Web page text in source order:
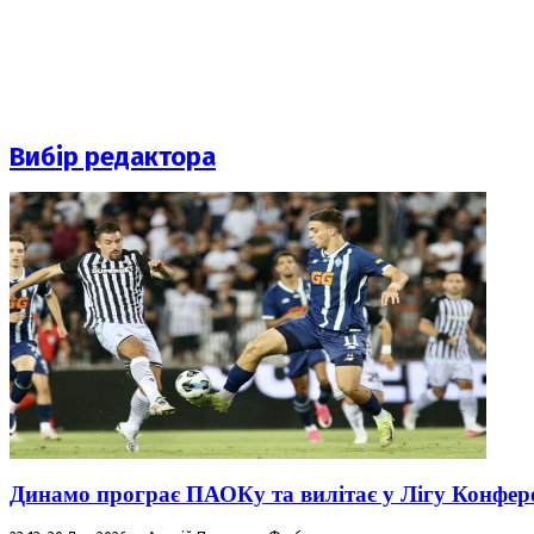
Вибір редактора
Динамо програє ПАОКу та вилітає у Лігу